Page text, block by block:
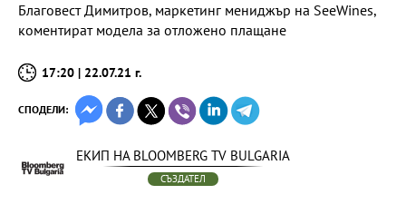
Благовест Димитров, маркетинг мениджър на SeeWines,
коментират модела за отложено плащане
17:20 | 22.07.21 г.
СПОДЕЛИ:
ЕКИП НА BLOOMBERG TV BULGARIA
СЪЗДАТЕЛ